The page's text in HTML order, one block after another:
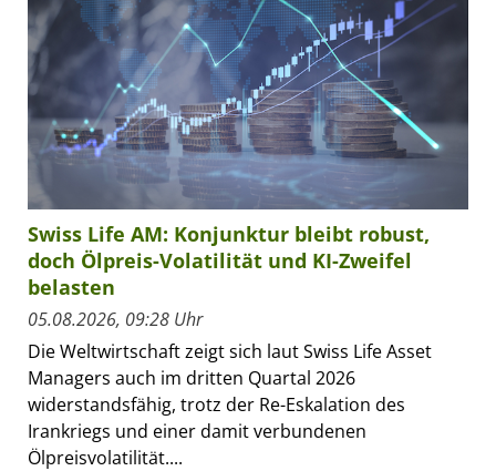
Swiss Life AM: Konjunktur bleibt robust,
doch Ölpreis-Volatilität und KI-Zweifel
belasten
05.08.2026, 09:28 Uhr
Die Weltwirtschaft zeigt sich laut Swiss Life Asset
Managers auch im dritten Quartal 2026
widerstandsfähig, trotz der Re-Eskalation des
Irankriegs und einer damit verbundenen
Ölpreisvolatilität....